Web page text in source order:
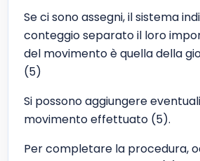
Se ci sono assegni, il sistema
conteggio separato il loro
del movimento è quella della
(5)
Si possono aggiungere
movimento effettuato (5).
Per completare la procedura,